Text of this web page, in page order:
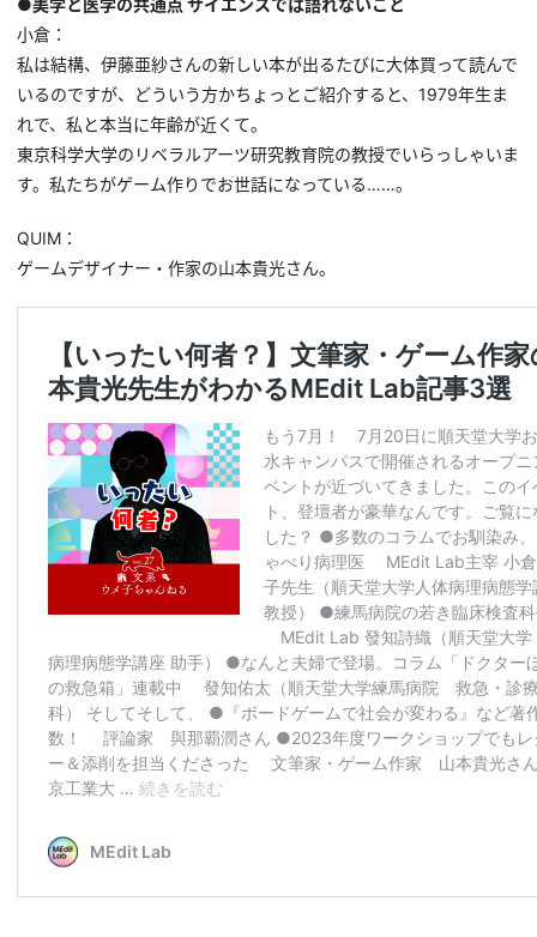
小倉：
私は結構、伊藤亜紗さんの新しい本が出るたびに大体買って読んで
いるのですが、どういう方かちょっとご紹介すると、1979年生ま
れで、私と本当に年齢が近くて。
東京科学大学のリベラルアーツ研究教育院の教授でいらっしゃいま
す。私たちがゲーム作りでお世話になっている……。
QUIM：
ゲームデザイナー・作家の山本貴光さん。